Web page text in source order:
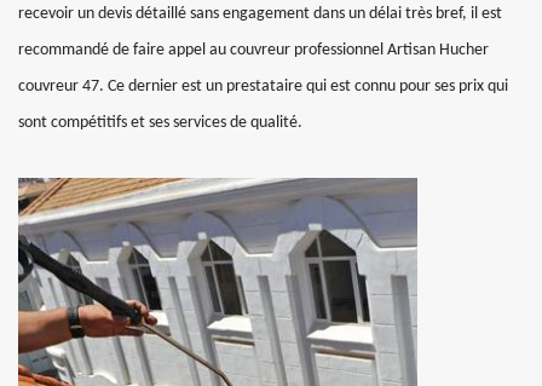
recevoir un devis détaillé sans engagement dans un délai très bref, il est
recommandé de faire appel au couvreur professionnel Artisan Hucher
couvreur 47. Ce dernier est un prestataire qui est connu pour ses prix qui
sont compétitifs et ses services de qualité.